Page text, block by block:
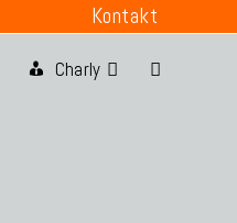
Kontakt
Charly Website-